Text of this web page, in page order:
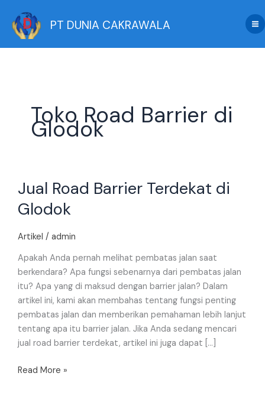
content
PT DUNIA CAKRAWALA
Toko Road Barrier di
Glodok
Jual Road Barrier Terdekat di
Glodok
Artikel / admin
Apakah Anda pernah melihat pembatas jalan saat
berkendara? Apa fungsi sebenarnya dari pembatas jalan
itu? Apa yang di maksud dengan barrier jalan? Dalam
artikel ini, kami akan membahas tentang fungsi penting
pembatas jalan dan memberikan pemahaman lebih lanjut
tentang apa itu barrier jalan. Jika Anda sedang mencari
jual road barrier terdekat, artikel ini juga dapat […]
Road
Terdekat
Glodok
Read More »